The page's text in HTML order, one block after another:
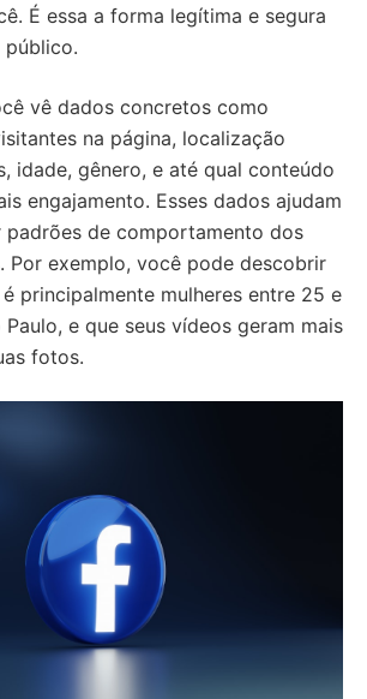
É essa a forma legítima e segura
público.
vê dados concretos como
na página, localização
idade, gênero, e até qual conteúdo
engajamento. Esses dados ajudam
padrões de comportamento dos
Por exemplo, você pode descobrir
principalmente mulheres entre 25 e
e que seus vídeos geram mais
fotos.